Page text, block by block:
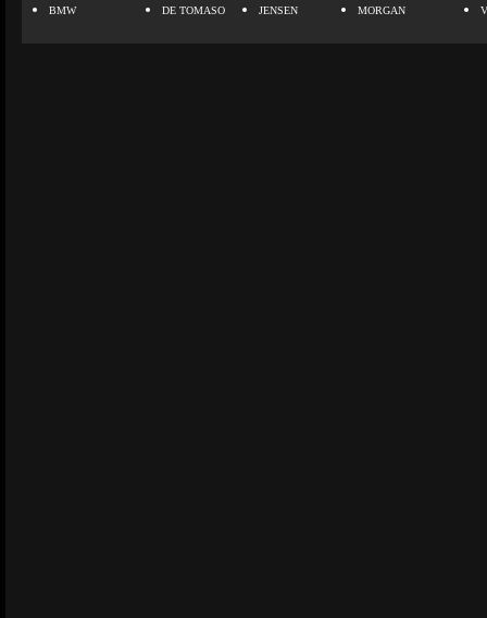
BMW
DE TOMASO
JENSEN
MORGAN